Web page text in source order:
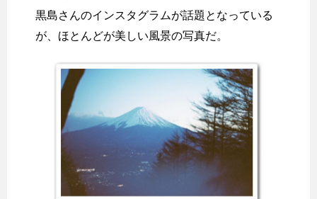
黒島さんのインスタグラムが話題となっている
が、ほとんどが美しい風景の写真だ。